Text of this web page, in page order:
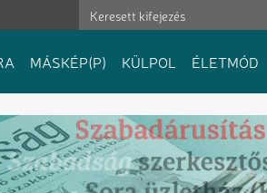
MÁSKÉP(P) KÜLPOL ÉLETMÓD